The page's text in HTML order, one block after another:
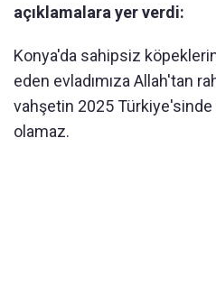
açıklamalara yer verdi:
Konya'da sahipsiz
eden evladımıza Allah'tan
vahşetin 2025 Türkiye'sinde
olamaz.